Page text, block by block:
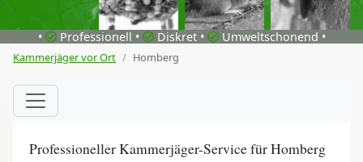
• Professionell • Diskret • Umweltschonend •
Kammerjäger vor Ort Homberg
Professioneller Kammerjäger-Service für Homberg